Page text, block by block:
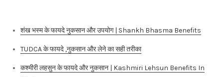
शंख भस्म के फायदे नुकसान और उपयोग | Shankh Bhasma Benefits
TUDCA के फायदे ,नुकसान और लेने का सही तरीका
कश्मीरी लहसुन के फायदे और नुकसान | Kashmiri Lehsun Benefits In